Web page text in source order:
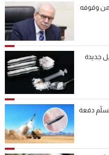
وقوفه
جديدة
دفعة